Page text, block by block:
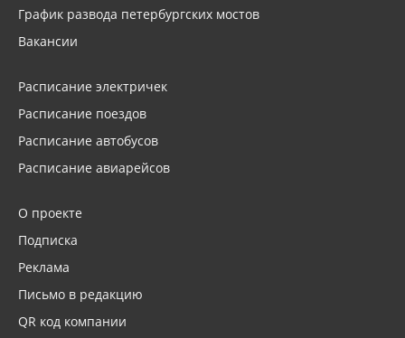
График развода петербургских мостов
Вакансии
Расписание электричек
Расписание поездов
Расписание автобусов
Расписание авиарейсов
О проекте
Подписка
Реклама
Письмо в редакцию
QR код компании